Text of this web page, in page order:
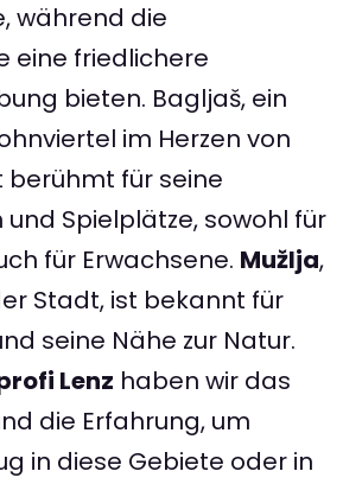
während die
eine friedlichere
bieten. Bagljaš, ein
im Herzen von
berühmt für seine
Spielplätze, sowohl für
für Erwachsene. Mužlja,
Stadt, ist bekannt für
seine Nähe zur Natur.
Lenz haben wir das
die Erfahrung, um
in diese Gebiete oder in